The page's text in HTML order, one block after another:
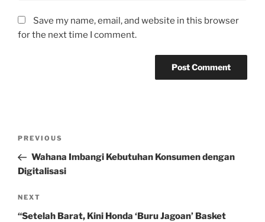
Save my name, email, and website in this browser
for the next time I comment.
Previous
Post
PREVIOUS
Wahana Imbangi Kebutuhan Konsumen dengan
Digitalisasi
Next
Post
NEXT
“Setelah Barat, Kini Honda ‘Buru Jagoan’ Basket